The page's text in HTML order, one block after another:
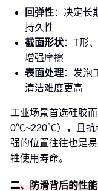
回弹性：决定长
持久性
截面形状：T形
增强摩擦
表面处理：发泡
清洁难度更高
工业场景首选硅胶
0℃~220℃），且抗
强的位置往往也是
牲使用寿命。
二、防滑背后的性